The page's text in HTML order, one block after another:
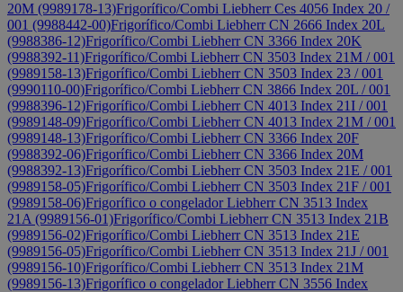
20M (9989178-13)Frigorífico/Combi Liebherr Ces 4056 Index 20 /
001 (9988442-00)Frigorífico/Combi Liebherr CN 2666 Index 20L
(9988386-12)Frigorífico/Combi Liebherr CN 3366 Index 20K
(9988392-11)Frigorífico/Combi Liebherr CN 3503 Index 21M / 001
(9989158-13)Frigorífico/Combi Liebherr CN 3503 Index 23 / 001
(9990110-00)Frigorífico/Combi Liebherr CN 3866 Index 20L / 001
(9988396-12)Frigorífico/Combi Liebherr CN 4013 Index 21I / 001
(9989148-09)Frigorífico/Combi Liebherr CN 4013 Index 21M / 001
(9989148-13)Frigorífico/Combi Liebherr CN 3366 Index 20F
(9988392-06)Frigorífico/Combi Liebherr CN 3366 Index 20M
(9988392-13)Frigorífico/Combi Liebherr CN 3503 Index 21E / 001
(9989158-05)Frigorífico/Combi Liebherr CN 3503 Index 21F / 001
(9989158-06)Frigorífico o congelador Liebherr CN 3513 Index
21A (9989156-01)Frigorífico/Combi Liebherr CN 3513 Index 21B
(9989156-02)Frigorífico/Combi Liebherr CN 3513 Index 21E
(9989156-05)Frigorífico/Combi Liebherr CN 3513 Index 21J / 001
(9989156-10)Frigorífico/Combi Liebherr CN 3513 Index 21M
(9989156-13)Frigorífico o congelador Liebherr CN 3556 Index